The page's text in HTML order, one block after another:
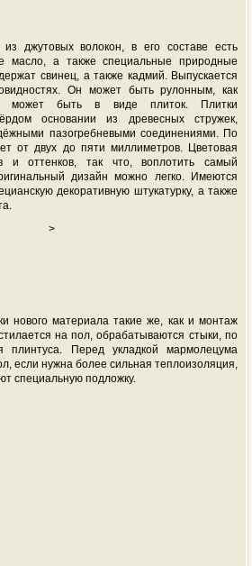
из джутовых волокон, в его составе есть
масло, а также специальные природные
свинец, а также кадмий. Выпускается
Он может быть рулонным, как
может быть в виде плиток. Плитки
основании из древесных стружек,
пазогребневыми соединениями. По
от двух до пяти миллиметров. Цветовая
и оттенков, так что, воплотить самый
дизайн можно легко. Имеются
декоративную штукатурку, а также
>
нового материала такие же, как и монтаж
на пол, обрабатываются стыки, по
плинтуса. Перед укладкой мармолецума
если нужна более сильная теплоизоляция,
специальную подложку.